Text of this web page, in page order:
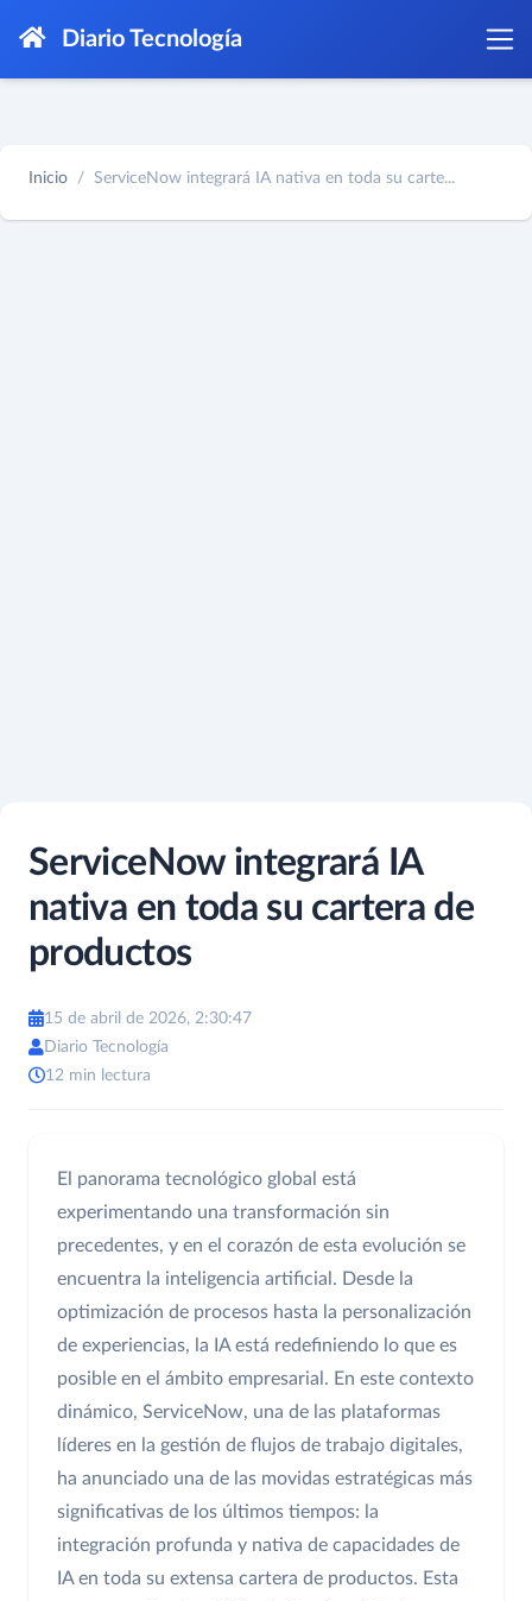
Diario Tecnología
Inicio ServiceNow integrará IA nativa en toda su carte...
ServiceNow integrará IA
nativa en toda su cartera de
productos
15 de abril de 2026, 2:30:47
Diario Tecnología
12 min lectura
El panorama tecnológico global está
experimentando una transformación sin
precedentes, y en el corazón de esta evolución se
encuentra la inteligencia artificial. Desde la
optimización de procesos hasta la personalización
de experiencias, la IA está redefiniendo lo que es
posible en el ámbito empresarial. En este contexto
dinámico, ServiceNow, una de las plataformas
líderes en la gestión de flujos de trabajo digitales,
ha anunciado una de las movidas estratégicas más
significativas de los últimos tiempos: la
integración profunda y nativa de capacidades de
IA en toda su extensa cartera de productos. Esta